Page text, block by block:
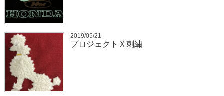
2019/05/21
プロジェクトＸ刺繍